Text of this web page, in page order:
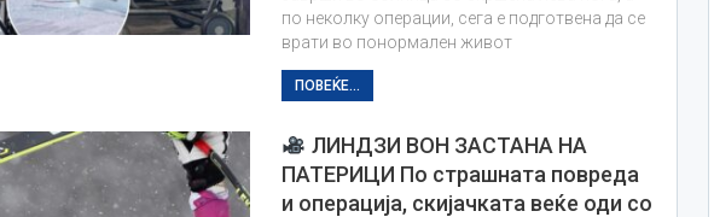
по неколку операции, сега е подготвена да се
врати во понормален живот
ПОВЕЌЕ...
ЛИНДЗИ ВОН ЗАСТАНА НА
ПАТЕРИЦИ По страшната повреда
и операција, скијачката веќе оди со